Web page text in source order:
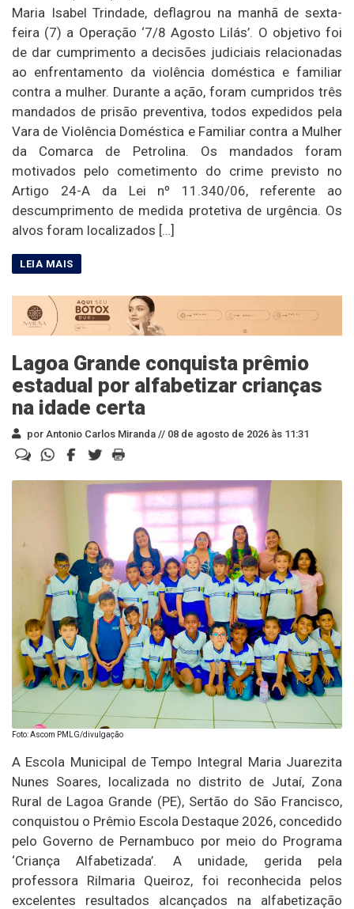
Maria Isabel Trindade, deflagrou na manhã de sexta-
feira (7) a Operação ‘7/8 Agosto Lilás’. O objetivo foi
de dar cumprimento a decisões judiciais relacionadas
ao enfrentamento da violência doméstica e familiar
contra a mulher. Durante a ação, foram cumpridos três
mandados de prisão preventiva, todos expedidos pela
Vara de Violência Doméstica e Familiar contra a Mulher
da Comarca de Petrolina. Os mandados foram
motivados pelo cometimento do crime previsto no
Artigo 24-A da Lei nº 11.340/06, referente ao
descumprimento de medida protetiva de urgência. Os
alvos foram localizados […]
Lagoa Grande conquista prêmio
estadual por alfabetizar crianças
na idade certa
por Antonio Carlos Miranda // 08 de agosto de 2026 às 11:31
Foto: Ascom PMLG/divulgação
A Escola Municipal de Tempo Integral Maria Juarezita
Nunes Soares, localizada no distrito de Jutaí, Zona
Rural de Lagoa Grande (PE), Sertão do São Francisco,
conquistou o Prêmio Escola Destaque 2026, concedido
pelo Governo de Pernambuco por meio do Programa
‘Criança Alfabetizada’. A unidade, gerida pela
professora Rilmaria Queiroz, foi reconhecida pelos
excelentes resultados alcançados na alfabetização